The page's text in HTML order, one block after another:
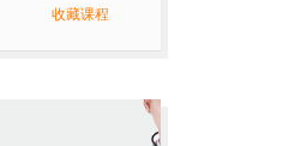
收藏课程